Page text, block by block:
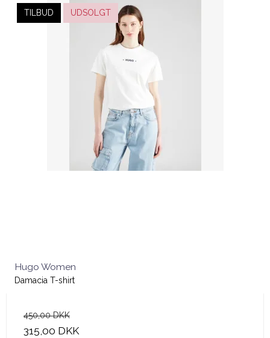
TILBUD UDSOLGT
Hugo Women
Damacia T-shirt
450,00 DKK
315,00 DKK